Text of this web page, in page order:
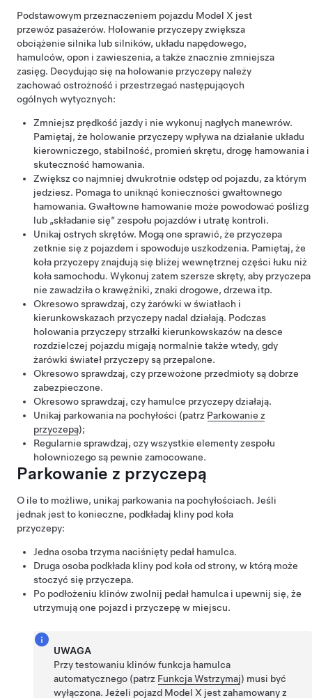
Podstawowym przeznaczeniem pojazdu Model X jest
przewóz pasażerów. Holowanie przyczepy zwiększa
obciążenie silnika lub silników, układu napędowego,
hamulców, opon i zawieszenia, a także znacznie zmniejsza
zasięg. Decydując się na holowanie przyczepy należy
zachować ostrożność i przestrzegać następujących
ogólnych wytycznych:
Zmniejsz prędkość jazdy i nie wykonuj nagłych manewrów.
Pamiętaj, że holowanie przyczepy wpływa na działanie układu
kierowniczego, stabilność, promień skrętu, drogę hamowania i
skuteczność hamowania.
Zwiększ co najmniej dwukrotnie odstęp od pojazdu, za którym
jedziesz. Pomaga to uniknąć konieczności gwałtownego
hamowania. Gwałtowne hamowanie może powodować poślizg
lub „składanie się” zespołu pojazdów i utratę kontroli.
Unikaj ostrych skrętów. Mogą one sprawić, że przyczepa
zetknie się z pojazdem i spowoduje uszkodzenia. Pamiętaj, że
koła przyczepy znajdują się bliżej wewnętrznej części łuku niż
koła samochodu. Wykonuj zatem szersze skręty, aby przyczepa
nie zawadziła o krawężniki, znaki drogowe, drzewa itp.
Okresowo sprawdzaj, czy żarówki w światłach i
kierunkowskazach przyczepy nadal działają. Podczas
holowania przyczepy strzałki kierunkowskazów na desce
rozdzielczej pojazdu migają normalnie także wtedy, gdy
żarówki świateł przyczepy są przepalone.
Okresowo sprawdzaj, czy przewożone przedmioty są dobrze
zabezpieczone.
Okresowo sprawdzaj, czy hamulce przyczepy działają.
Unikaj parkowania na pochyłości (patrz Parkowanie z
przyczepą);
Regularnie sprawdzaj, czy wszystkie elementy zespołu
holowniczego są pewnie zamocowane.
Parkowanie z przyczepą
O ile to możliwe, unikaj parkowania na pochyłościach. Jeśli
jednak jest to konieczne, podkładaj kliny pod koła
przyczepy:
Jedna osoba trzyma naciśnięty pedał hamulca.
Druga osoba podkłada kliny pod koła od strony, w którą może
stoczyć się przyczepa.
Po podłożeniu klinów zwolnij pedał hamulca i upewnij się, że
utrzymują one pojazd i przyczepę w miejscu.
UWAGA
Przy testowaniu klinów funkcja hamulca
automatycznego (patrz Funkcja Wstrzymaj) musi być
wyłączona. Jeżeli pojazd Model X jest zahamowany z